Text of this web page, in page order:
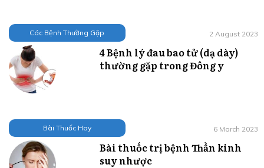
Các Bệnh Thường Gặp 2 August 2023
4 Bệnh lý đau bao tử (dạ dày)
thường gặp trong Đông y
Bài Thuốc Hay 6 March 2023
Bài thuốc trị bệnh Thần kinh
suy nhược